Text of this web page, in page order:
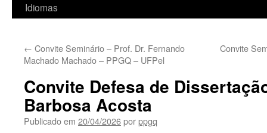
Idiomas
← Convite Seminário – Prof. Dr. Fernando
Machado Machado – PPGQ – UFPel
Convite
Convite Defesa de
Barbosa Acosta
Publicado em 20/04/2026porppgq